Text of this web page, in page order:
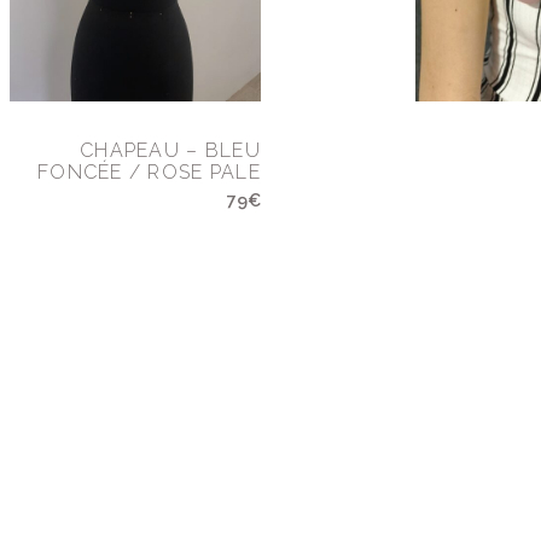
CHAPEAU – BLEU
FONCÉE / ROSE PALE
79€